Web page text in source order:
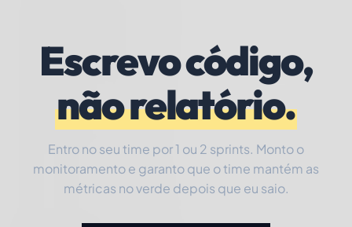
Escrevo código,
não relatório.
Entro no seu time por 1 ou 2 sprints. Monto o
monitoramento e garanto que o time mantém as
métricas no verde depois que eu saio.